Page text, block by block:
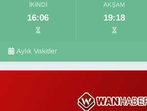
İKINDI
16:06
AKŞAM
19:18
Aylık Vakitler